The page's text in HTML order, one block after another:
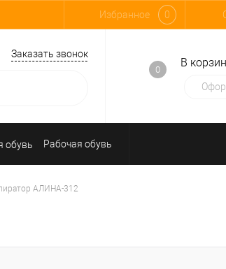
Избранное 0
Заказать звонок
0
В
Рабочая обувь
Средства индивидуальной защиты
АЛИНА-312